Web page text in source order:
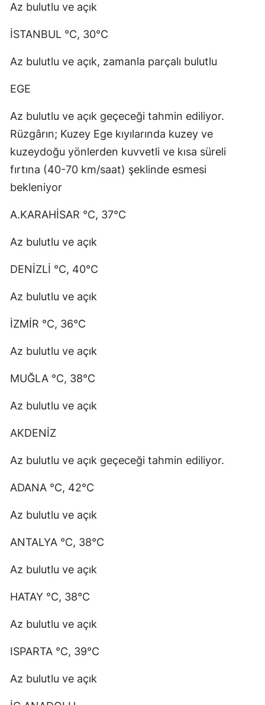
Az bulutlu ve açık
İSTANBUL °C, 30°C
Az bulutlu ve açık, zamanla parçalı bulutlu
EGE
Az bulutlu ve açık geçeceği tahmin ediliyor.
Rüzgârın; Kuzey Ege kıyılarında kuzey ve
kuzeydoğu yönlerden kuvvetli ve kısa süreli
fırtına (40-70 km/saat) şeklinde esmesi
bekleniyor
A.KARAHİSAR °C, 37°C
Az bulutlu ve açık
DENİZLİ °C, 40°C
Az bulutlu ve açık
İZMİR °C, 36°C
Az bulutlu ve açık
MUĞLA °C, 38°C
Az bulutlu ve açık
AKDENİZ
Az bulutlu ve açık geçeceği tahmin ediliyor.
ADANA °C, 42°C
Az bulutlu ve açık
ANTALYA °C, 38°C
Az bulutlu ve açık
HATAY °C, 38°C
Az bulutlu ve açık
ISPARTA °C, 39°C
Az bulutlu ve açık